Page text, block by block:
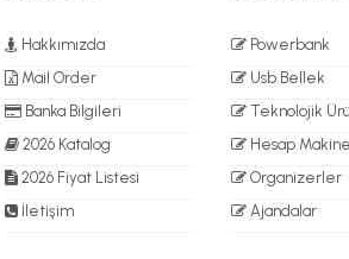
Hakkımızda
Mail Order
Banka Bilgileri
2026 Katalog
2026 Fiyat Listesi
İletişim
Powerbank
Usb Bellek
Teknolojik
Hesap
Organizerler
Ajandalar